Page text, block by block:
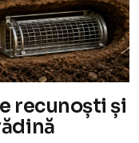
recunoști și